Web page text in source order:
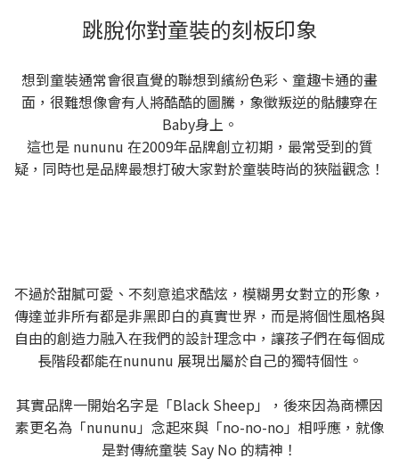
跳脫你對童裝的刻板印象
想到童裝通常會很直覺的聯想到繽紛色彩、童趣卡通的畫
面，很難想像會有人將酷酷的圖騰，象徵叛逆的骷髏穿在
Baby身上。
這也是 nununu 在2009年品牌創立初期，最常受到的質
疑，同時也是品牌最想打破大家對於童裝時尚的狹隘觀念！
不過於甜膩可愛、不刻意追求酷炫，模糊男女對立的形象，
傳達並非所有都是非黑即白的真實世界，而是將個性風格與
自由的創造力融入在我們的設計理念中，讓孩子們在每個成
長階段都能在nununu 展現出屬於自己的獨特個性。
其實品牌一開始名字是「Black Sheep」，後來因為商標因
素更名為「nununu」念起來與「no-no-no」相呼應，就像
是對傳統童裝 Say No 的精神！